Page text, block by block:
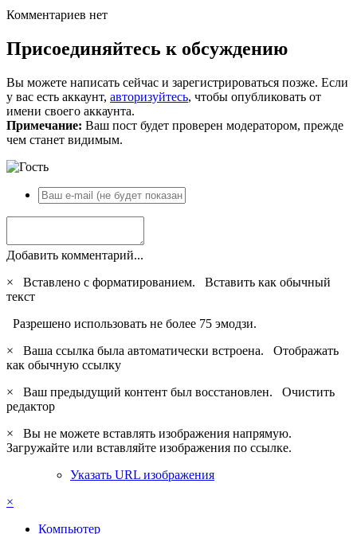
Комментариев нет
Присоединяйтесь к обсуждению
Вы можете написать сейчас и зарегистрироваться позже. Если
у вас есть аккаунт, авторизуйтесь, чтобы опубликовать от
имени своего аккаунта.
Примечание: Ваш пост будет проверен модератором, прежде
чем станет видимым.
Добавить комментарий...
×
Вставлено с форматированием. Вставить как обычный
текст
Разрешено использовать не более 75 эмодзи.
×
Ваша ссылка была автоматически встроена. Отображать
как обычную ссылку
×
Ваш предыдущий контент был восстановлен. Очистить
редактор
×
Вы не можете вставлять изображения напрямую.
Загружайте или вставляйте изображения по ссылке.
Указать URL изображения
×
Компьютер